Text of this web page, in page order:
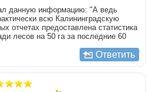
данную информацию: "А ведь
всю Калининградскую
отчетах предоставлена статистика
лесов на 50 га за последние 60
Ответить